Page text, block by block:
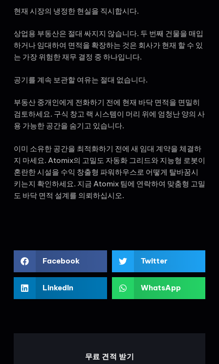
현재 시장의 냉정한 현실을 직시합시다.
상업용 부동산은 절대 싸지지 않습니다. 두 번째 건물을 매입
하거나 임대하여 면적을 확장하는 것은 회사가 현재 할 수 있
는 가장 위험한 재무 결정 중 하나입니다.
공기를 계속 보관할 여유는 절대 없습니다.
부동산 중개인에게 전화하기 전에 현재 바닥 면적을 면밀히
검토하세요. 구식 창고 랙 시스템이 머리 위에 엄청난 양의 사
용 가능한 공간을 숨기고 있습니다.
이미 소유한 공간을 최적화하기 전에 새 임대 계약을 체결하
지 마세요. Atomix의 고밀도 자동화 그리드와 지능형 로봇이
혼란한 시설을 수익 창출형 파워하우스로 어떻게 탈바꿈시
키는지 확인하세요. 지금 Atomix 팀에 연락하여 맞춤형 고밀
도 바닥 면적 설계를 의뢰하십시오.
Facebook Twitter
LinkedIn WhatsApp
무료 견적 받기